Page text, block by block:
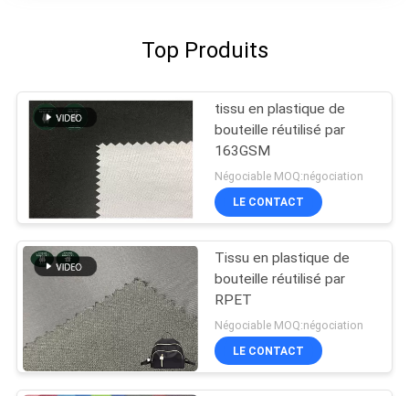
Top Produits
tissu en plastique de
bouteille réutilisé par
163GSM
Négociable MOQ:négociation
LE CONTACT
Tissu en plastique de
bouteille réutilisé par
RPET
Négociable MOQ:négociation
LE CONTACT